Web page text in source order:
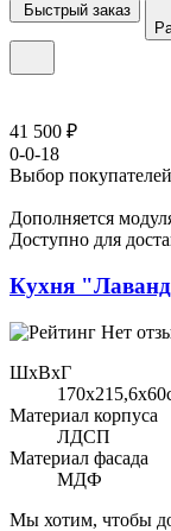
Быстрый заказ
41 500 ₽
0-0-18
Выбор покупателей
Дополняется
Доступно для
Кухня
Нет
ШхВхГ
Материал корпуса
ЛДСП
Материал фасада
МДФ
Мы хотим, чтобы